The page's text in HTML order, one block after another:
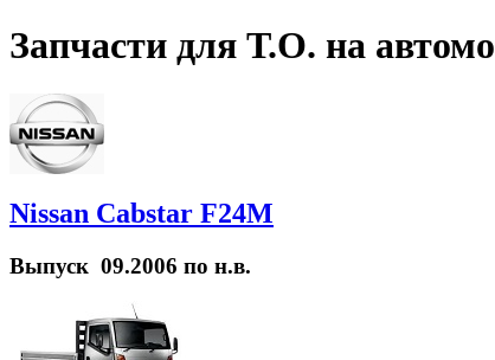
Запчасти для Т.О. на
Nissan Cabstar F24M
Выпуск 09.2006 по н.в.